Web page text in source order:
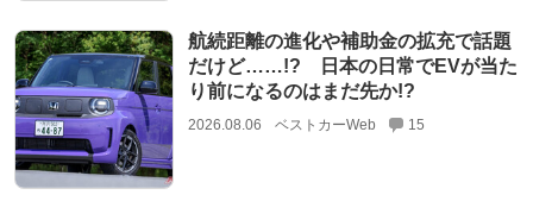
航続距離の進化や補助金の拡充で話題
だけど……!? 日本の日常でEVが当た
り前になるのはまだ先か!?
2026.08.06 ベストカーWeb 15